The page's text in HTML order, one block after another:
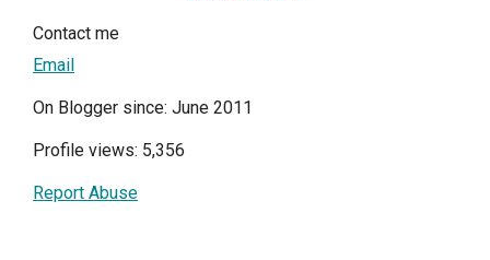
Contact me
Email
On Blogger since: June 2011
Profile views: 5,356
Report Abuse